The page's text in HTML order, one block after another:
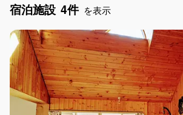
宿泊施設 4件 を表示